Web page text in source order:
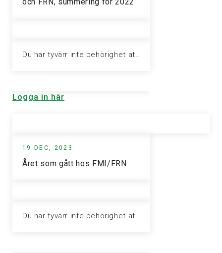
Logga in här
19 DEC, 2023
Året som gått hos FMI/FRN
Du har tyvärr inte behörighet att visa denna sida. Vänligen logga in för att ta del av informationen.